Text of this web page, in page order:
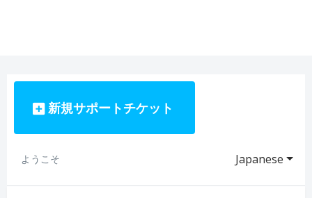
新規サポートチケット
Japanese
ようこそ